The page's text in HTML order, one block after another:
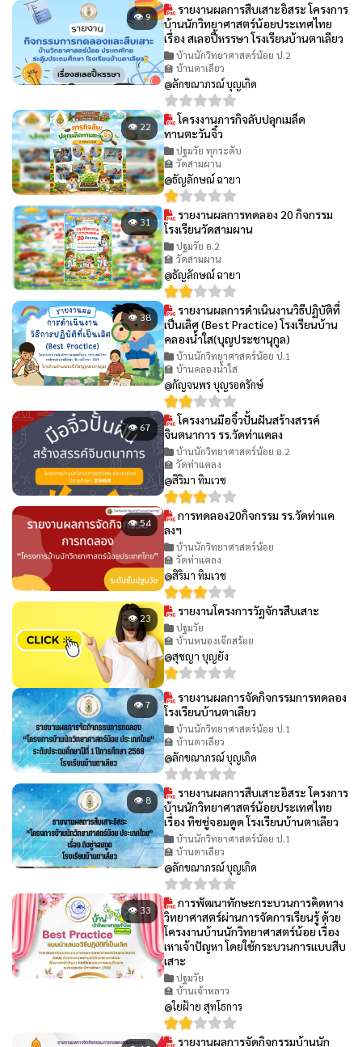
👁 9
รายงานผลการสืบเสาะอิสระ โครงการ
บ้านนักวิทยาศาสตร์น้อยประเทศไทย
เรื่อง สเลอปี้หรรษา โรงเรียนบ้านตาเลียว
บ้านนักวิทยาศาสตร์น้อย ป.2
🏫 บ้านตาเลียว
@ลักขณาภรณ์ บุญเกิด
👁 22
โครงงานภารกิจลับปลุกเมล็ด
ทานตะวันจิ๋ว
ปฐมวัย ทุกระดับ
🏫 วัดสามผาน
@ธัญลักษณ์ ฉายา
👁 31
รายงานผลการทดลอง 20 กิจกรรม
โรงเรียนวัดสามผาน
ปฐมวัย อ.2
🏫 วัดสามผาน
@ธัญลักษณ์ ฉายา
👁 38
รายงานผลการดำเนินงานวิธีปฏิบัติที่
เป็นเลิศ (Best Practice) โรงเรียนบ้าน
คลองน้ำใส(บุญประชานุกูล)
บ้านนักวิทยาศาสตร์น้อย ป.1
🏫 บ้านคลองน้ำใส
@กัญจนพร บุญรอดรักษ์
👁 67
โครงงานมือจิ๋วปั้นฝันสร้างสรรค์
จินตนาการ รร.วัดท่าแคลง
บ้านนักวิทยาศาสตร์น้อย อ.2
🏫 วัดท่าแคลง
@สิริมา ทิมเวช
👁 54
การทดลอง20กิจกรรม รร.วัดท่าแค
ลงฯ
บ้านนักวิทยาศาสตร์น้อย
🏫 วัดท่าแคลง
@สิริมา ทิมเวช
👁 23 รายงานโครงการวัฏจักรสืบเสาะ
ปฐมวัย
🏫 บ้านหนองเจ๊กสร้อย
@สุชญา บุญยัง
👁 7
รายงานผลการจัดกิจกรรมการทดลอง
โรงเรียนบ้านตาเลียว
บ้านนักวิทยาศาสตร์น้อย ป.1
🏫 บ้านตาเลียว
@ลักขณาภรณ์ บุญเกิด
👁 8
รายงานผลการสืบเสาะอิสระ โครงการ
บ้านนักวิทยาศาสตร์น้อยประเทศไทย
เรื่อง ทิชชู่จอมดูด โรงเรียนบ้านตาเลียว
บ้านนักวิทยาศาสตร์น้อย ป.1
🏫 บ้านตาเลียว
@ลักขณาภรณ์ บุญเกิด
👁 33
การพัฒนาทักษะกระบวนการคิดทาง
วิทยาศาสตร์ผ่านการจัดการเรียนรู้ ด้วย
โครงงานบ้านนักวิทยาศาสตร์น้อย เรื่อง
เหาเจ้าปัญหา โดยใช้กระบวนการแบบสืบ
เสาะ
ปฐมวัย
🏫 บ้านเจ้าหลาว
@ใยฝ้าย สุทโธการ
รายงานผลการจัดกิจกรรมบ้านนัก